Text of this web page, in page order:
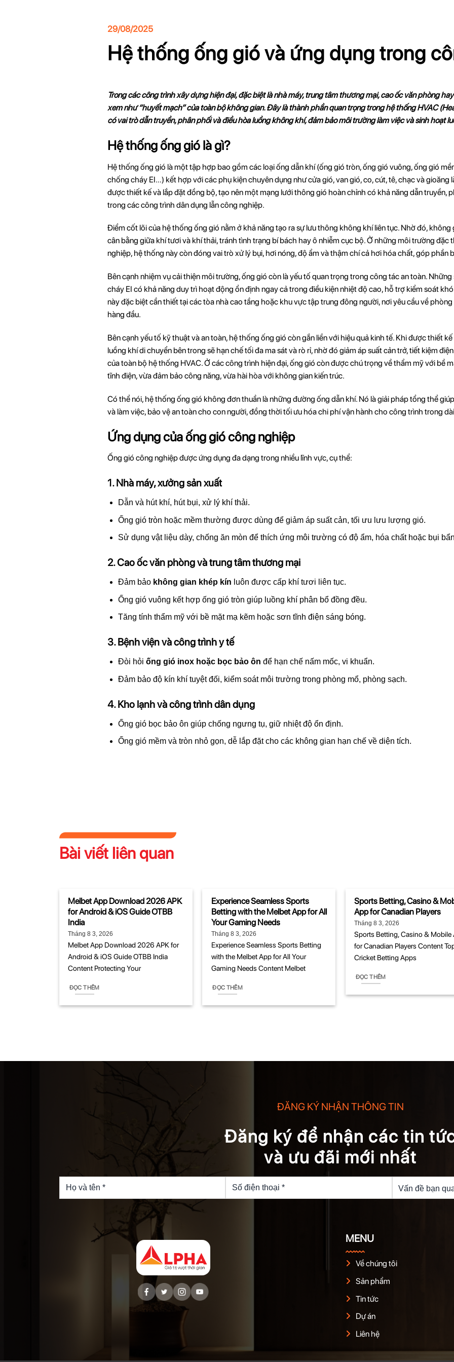
29/08/2025
Hệ thống ống gió và ứng dụng trong
Trong các công trình xây dựng hiện đại, đặc biệt là nhà máy, trung tâm thương mại, cao ốc văn phòng
xem như “huyết mạch” của toàn bộ không gian. Đây là thành phần quan trọng trong hệ thống HVAC
có vai trò dẫn truyền, phân phối và điều hòa luồng không khí, đảm bảo môi trường làm việc và sinh hoạt
Hệ thống ống gió là gì?
Hệ thống ống gió là một tập hợp bao gồm các loại ống dẫn khí (ống gió tròn, ống gió vuông, ống gió
chống cháy EI…) kết hợp với các phụ kiện chuyên dụng như cửa gió, van gió, co, cút, tê, chạc và gioăng
được thiết kế và lắp đặt đồng bộ, tạo nên một mạng lưới thông gió hoàn chỉnh có khả năng dẫn truyền,
trong các công trình dân dụng lẫn công nghiệp.
Điểm cốt lõi của hệ thống ống gió nằm ở khả năng tạo ra sự lưu thông không khí liên tục. Nhờ đó,
cân bằng giữa khí tươi và khí thải, tránh tình trạng bí bách hay ô nhiễm cục bộ. Ở những môi trường đặc
nghiệp, hệ thống này còn đóng vai trò xử lý bụi, hơi nóng, độ ẩm và thậm chí cả hơi hóa chất, góp phần
Bên cạnh nhiệm vụ cải thiện môi trường, ống gió còn là yếu tố quan trọng trong công tác an toàn.
cháy EI có khả năng duy trì hoạt động ổn định ngay cả trong điều kiện nhiệt độ cao, hỗ trợ kiểm soát
này đặc biệt cần thiết tại các tòa nhà cao tầng hoặc khu vực tập trung đông người, nơi yêu cầu về
hàng đầu.
Bên cạnh yếu tố kỹ thuật và an toàn, hệ thống ống gió còn gắn liền với hiệu quả kinh tế. Khi được thiết
luồng khí di chuyển bên trong sẽ hạn chế tối đa ma sát và rò rỉ, nhờ đó giảm áp suất cản trở, tiết kiệm
của toàn bộ hệ thống HVAC. Ở các công trình hiện đại, ống gió còn được chú trọng về thẩm mỹ với bề
tĩnh điện, vừa đảm bảo công năng, vừa hài hòa với không gian kiến trúc.
Có thể nói, hệ thống ống gió không đơn thuần là những đường ống dẫn khí. Nó là giải pháp tổng thể
và làm việc, bảo vệ an toàn cho con người, đồng thời tối ưu hóa chi phí vận hành cho công trình trong
Ứng dụng của ống gió công nghiệp
Ống gió công nghiệp được ứng dụng đa dạng trong nhiều lĩnh vực, cụ thể:
1. Nhà máy, xưởng sản xuất
Dẫn và hút khí, hút bụi, xử lý khí thải.
Ống gió tròn hoặc mềm thường được dùng để giảm áp suất cản, tối ưu lưu lượng gió.
Sử dụng vật liệu dày, chống ăn mòn để thích ứng môi trường có độ ẩm, hóa chất hoặc bụi
2. Cao ốc văn phòng và trung tâm thương mại
Đảm bảo không gian khép kín luôn được cấp khí tươi liên tục.
Ống gió vuông kết hợp ống gió tròn giúp luồng khí phân bổ đồng đều.
Tăng tính thẩm mỹ với bề mặt mạ kẽm hoặc sơn tĩnh điện sáng bóng.
3. Bệnh viện và công trình y tế
Đòi hỏi ống gió inox hoặc bọc bảo ôn để hạn chế nấm mốc, vi khuẩn.
Đảm bảo độ kín khí tuyệt đối, kiểm soát môi trường trong phòng mổ, phòng sạch.
4. Kho lạnh và công trình dân dụng
Ống gió bọc bảo ôn giúp chống ngưng tụ, giữ nhiệt độ ổn định.
Ống gió mềm và tròn nhỏ gọn, dễ lắp đặt cho các không gian hạn chế về diện tích.
Bài viết liên quan
Melbet App Download 2026 APK
for Android & iOS Guide OTBB
India
Tháng 8 3, 2026
Melbet App Download 2026 APK for
Android & iOS Guide OTBB India
Content Protecting Your
ĐỌC THÊM
Experience Seamless Sports
Betting with the Melbet App for All
Your Gaming Needs
Tháng 8 3, 2026
Experience Seamless Sports Betting
with the Melbet App for All Your
Gaming Needs Content Melbet
ĐỌC THÊM
Sports Betting, Casino &
App for Canadian Players
Tháng 8 3, 2026
Sports Betting, Casino & Mobile
for Canadian Players Content
Cricket Betting Apps
ĐỌC THÊM
ĐĂNG KÝ NHẬN THÔNG TIN
Đăng ký để nhận các tin
và ưu đãi mới nhất
MENU
Về chúng tôi
Sản phẩm
Tin tức
Dự án
Liên hệ